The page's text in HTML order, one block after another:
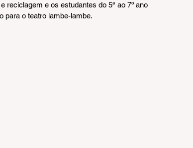
reciclagem e os estudantes do 5ª ao 7º ano
para o teatro lambe-lambe.